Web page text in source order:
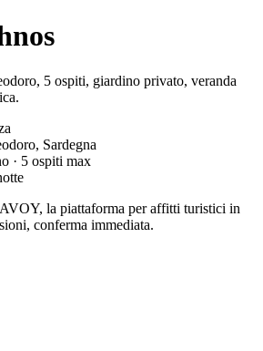
5 ospiti, giardino privato, veranda
Sardegna
· 5 ospiti max
la piattaforma per affitti turistici in
conferma immediata.